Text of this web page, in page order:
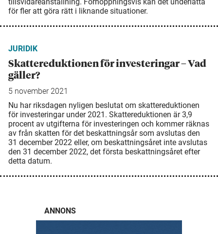
för fler att göra rätt i liknande situationer.
JURIDIK
Skattereduktionen för investeringar – Vad
gäller?
5 november 2021
Nu har riksdagen nyligen beslutat om skattereduktionen
för investeringar under 2021. Skattereduktionen är 3,9
procent av utgifterna för investeringen och kommer räknas
av från skatten för det beskattningsår som avslutas den
31 december 2022 eller, om beskattningsåret inte avslutas
den 31 december 2022, det första beskattningsåret efter
detta datum.
ANNONS